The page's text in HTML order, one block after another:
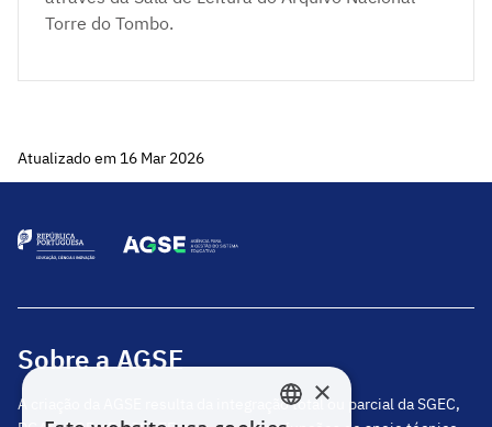
Torre do Tombo.
Atualizado em 16 Mar 2026
Sobre a AGSE
A criação da AGSE resulta da integração total ou parcial da SGEC,
×